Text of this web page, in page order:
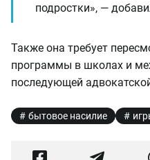
подростки», —
Также она требует
программы в школах и
последующей
бытовое насилие